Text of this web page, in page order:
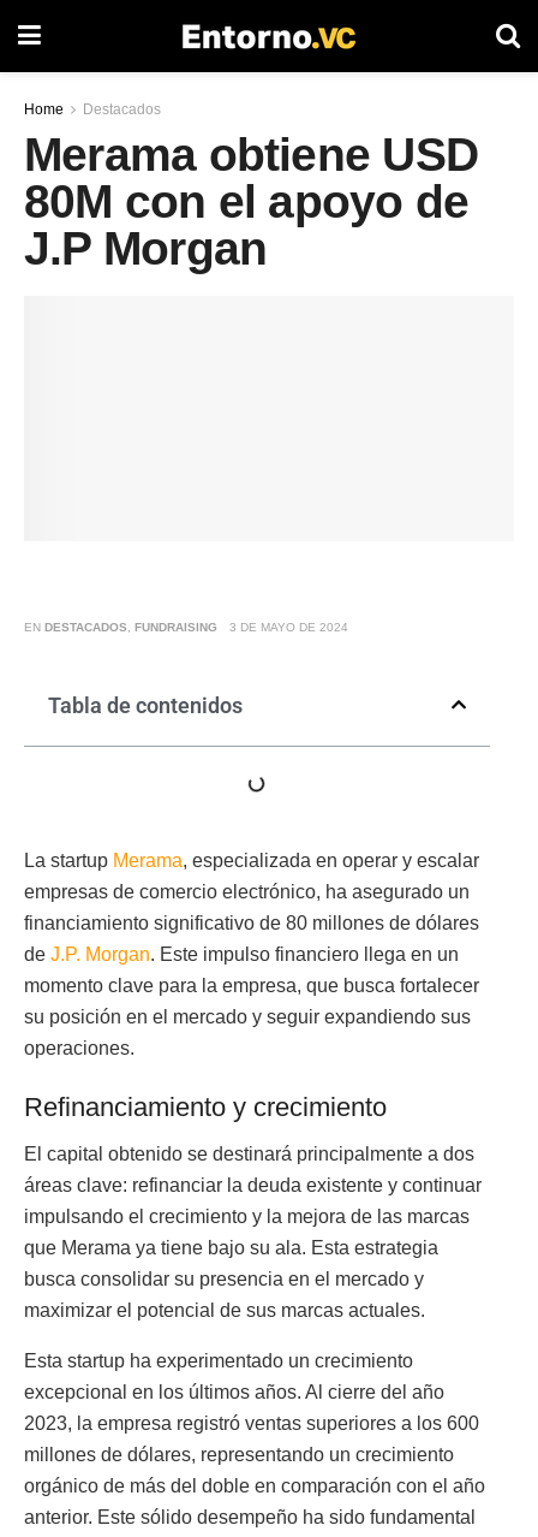
Home Destacados
Merama obtiene USD
80M con el apoyo de
J.P Morgan
EN DESTACADOS FUNDRAISING 3 DE MAYO DE 2024
Tabla de contenidos
La startup Merama, especializada en operar y escalar
empresas de comercio electrónico, ha asegurado un
financiamiento significativo de 80 millones de dólares
de J.P. Morgan. Este impulso financiero llega en un
momento clave para la empresa, que busca fortalecer
su posición en el mercado y seguir expandiendo sus
operaciones.
Refinanciamiento y crecimiento
El capital obtenido se destinará principalmente a dos
áreas clave: refinanciar la deuda existente y continuar
impulsando el crecimiento y la mejora de las marcas
que Merama ya tiene bajo su ala. Esta estrategia
busca consolidar su presencia en el mercado y
maximizar el potencial de sus marcas actuales.
Esta startup ha experimentado un crecimiento
excepcional en los últimos años. Al cierre del año
2023, la empresa registró ventas superiores a los 600
millones de dólares, representando un crecimiento
orgánico de más del doble en comparación con el año
anterior. Este sólido desempeño ha sido fundamental